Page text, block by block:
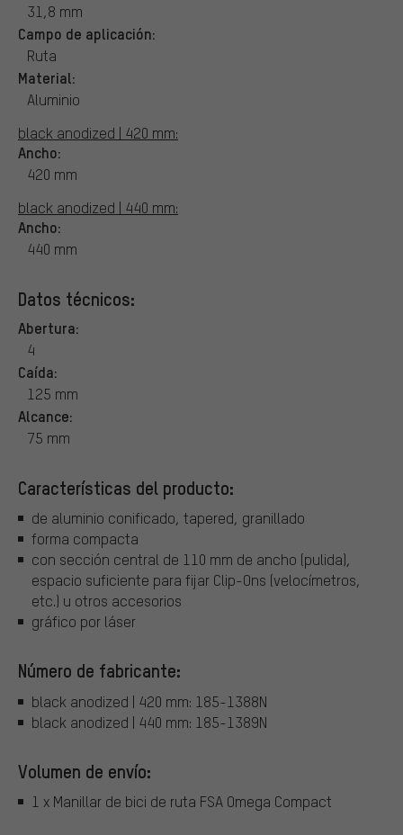
31,8 mm
Campo de aplicación:
Ruta
Material:
Aluminio
black anodized | 420 mm:
Ancho:
420 mm
black anodized | 440 mm:
Ancho:
440 mm
Datos técnicos:
Abertura:
4
Caída:
125 mm
Alcance:
75 mm
Características del producto:
de aluminio conificado, tapered, granillado
forma compacta
con sección central de 110 mm de ancho (pulida),
espacio suficiente para fijar Clip-Ons (velocímetros,
etc.) u otros accesorios
gráfico por láser
Número de fabricante:
black anodized | 420 mm: 185-1388N
black anodized | 440 mm: 185-1389N
Volumen de envío:
1 x Manillar de bici de ruta FSA Omega Compact